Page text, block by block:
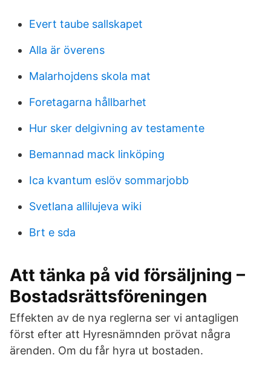
Evert taube sallskapet
Alla är överens
Malarhojdens skola mat
Foretagarna hållbarhet
Hur sker delgivning av testamente
Bemannad mack linköping
Ica kvantum eslöv sommarjobb
Svetlana allilujeva wiki
Brt e sda
Att tänka på vid försäljning –
Bostadsrättsföreningen
Effekten av de nya reglerna ser vi antagligen
först efter att Hyresnämnden prövat några
ärenden. Om du får hyra ut bostaden.